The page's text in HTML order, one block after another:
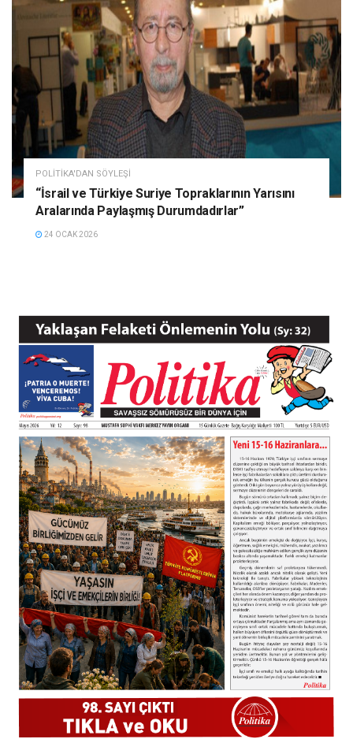
POLITIKA'DAN SÖYLEŞI
“İsrail ve Türkiye Suriye Topraklarının Yarısını
Aralarında Paylaşmış Durumdadırlar”
24 OCAK 2026